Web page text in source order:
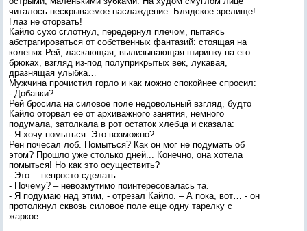
читалось нескрываемое наслаждение. Блядское зрелище!
Глаз не оторвать!
Кайло сухо сглотнул, передернул плечом, пытаясь
абстрагироваться от собственных фантазий: стоящая на
коленях Рей, ласкающая, вылизывающая ширинку на его
брюках, взгляд из-под полуприкрытых век, лукавая,
дразнящая улыбка…
Мужчина прочистил горло и как можно спокойнее спросил:
- Добавки?
Рей бросила на силовое поле недовольный взгляд, будто
Кайло оторвал ее от архиважного занятия, немного
подумала, затолкала в рот остаток хлебца и сказала:
- Я хочу помыться. Это возможно?
Рен почесал лоб. Помыться? Как он мог не подумать об
этом? Прошло уже столько дней... Конечно, она хотела
помыться! Но как это осуществить?
- Это… непросто сделать.
- Почему? – невозмутимо поинтересовалась та.
- Я подумаю над этим, - отрезал Кайло. – А пока, вот… - он
протолкнул сквозь силовое поле еще одну тарелку с
жаркое.